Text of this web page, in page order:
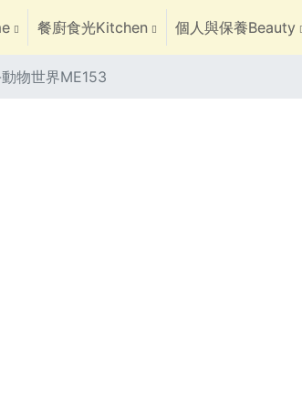
餐廚食光Kitchen 個人與保養Beauty
物世界ME153